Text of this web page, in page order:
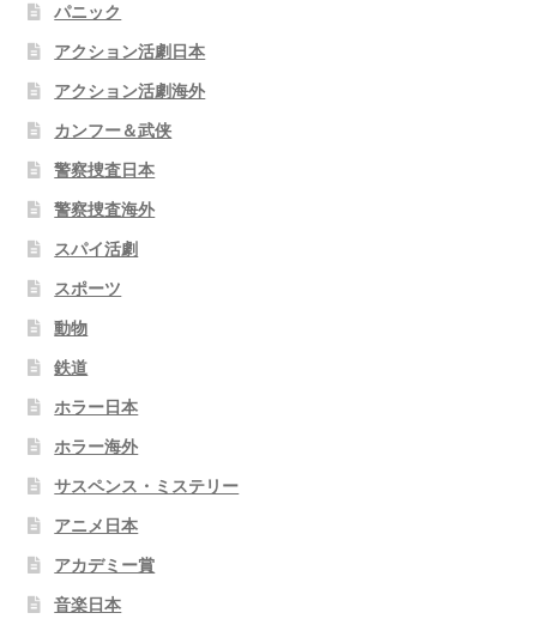
パニック
アクション活劇日本
アクション活劇海外
カンフー＆武侠
警察捜査日本
警察捜査海外
スパイ活劇
スポーツ
動物
鉄道
ホラー日本
ホラー海外
サスペンス・ミステリー
アニメ日本
アカデミー賞
音楽日本